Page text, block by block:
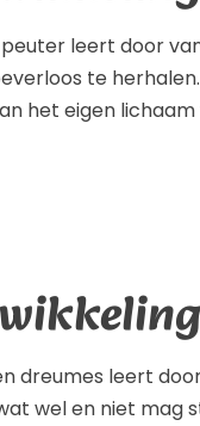
leert door
te
het eigen
dreumes leert
wel en niet mag